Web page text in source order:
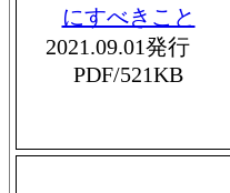
にすべきこと
2021.09.01発行
PDF/521KB